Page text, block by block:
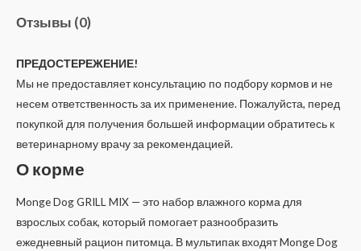
Отзывы (0)
ПРЕДОСТЕРЕЖЕНИЕ!
Мы не предоставляет консультацию по подбору кормов и не
несем ответственность за их применение. Пожалуйста, перед
покупкой для получения большей информации обратитесь к
ветеринарному врачу за рекомендацией.
О корме
Monge Dog GRILL MIX — это набор влажного корма для
взрослых собак, который помогает разнообразить
ежедневный рацион питомца. В мультипак входят Monge Dog